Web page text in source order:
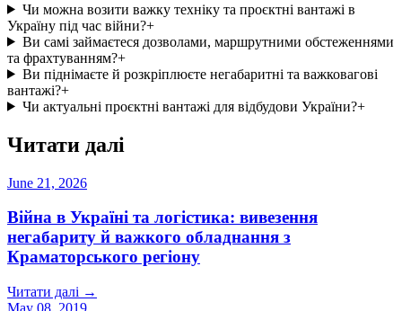
Чи можна возити важку техніку та проєктні вантажі в
Україну під час війни?+
Ви самі займаєтеся дозволами, маршрутними обстеженнями
та фрахтуванням?+
Ви піднімаєте й розкріплюєте негабаритні та важковагові
вантажі?+
Чи актуальні проєктні вантажі для відбудови України?+
Читати далі
June 21, 2026
Війна в Україні та логістика: вивезення
негабариту й важкого обладнання з
Краматорського регіону
Читати далі →
May 08, 2019